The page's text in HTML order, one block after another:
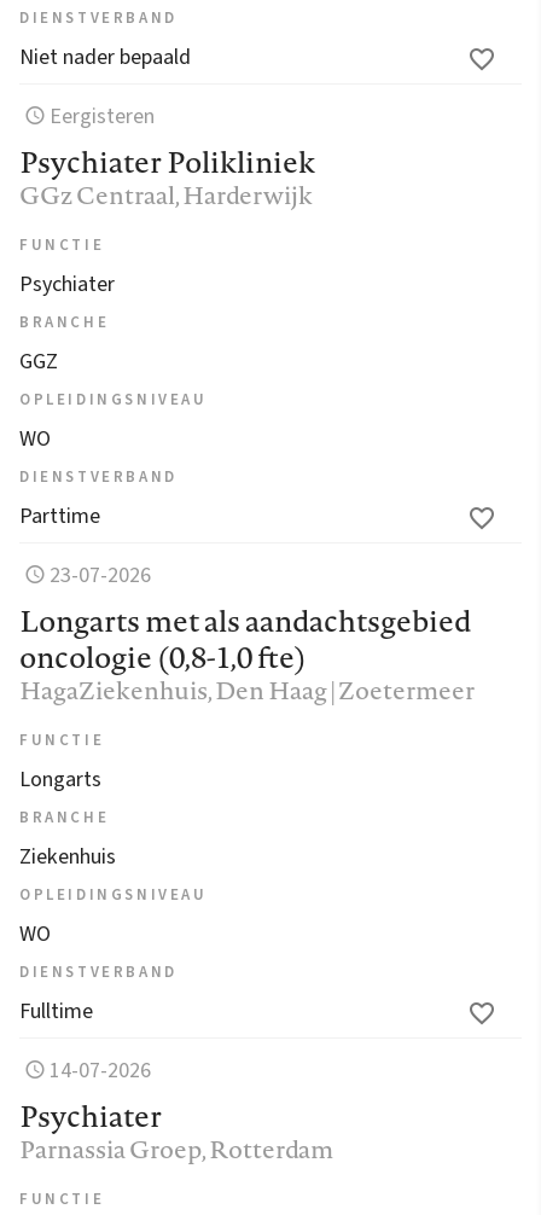
DIENSTVERBAND
Niet nader bepaald
Eergisteren
Psychiater Polikliniek
GGz Centraal, Harderwijk
FUNCTIE
Psychiater
BRANCHE
GGZ
OPLEIDINGSNIVEAU
WO
DIENSTVERBAND
Parttime
23-07-2026
Longarts met als aandachtsgebied
oncologie (0,8-1,0 fte)
HagaZiekenhuis, Den Haag | Zoetermeer
FUNCTIE
Longarts
BRANCHE
Ziekenhuis
OPLEIDINGSNIVEAU
WO
DIENSTVERBAND
Fulltime
14-07-2026
Psychiater
Parnassia Groep, Rotterdam
FUNCTIE